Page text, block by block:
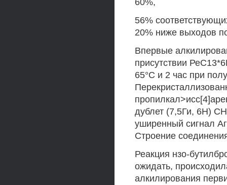
60%,
56%
20% ниже выходов
Впервые
присутствии
65°С и 2 час при
дублет (7,5Ги, 6Н)
уширенный сигнал
Строение
Реакция нзо-
ожидать,
алкилирования